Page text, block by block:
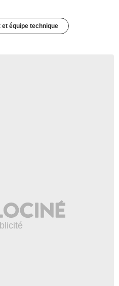
équipe technique